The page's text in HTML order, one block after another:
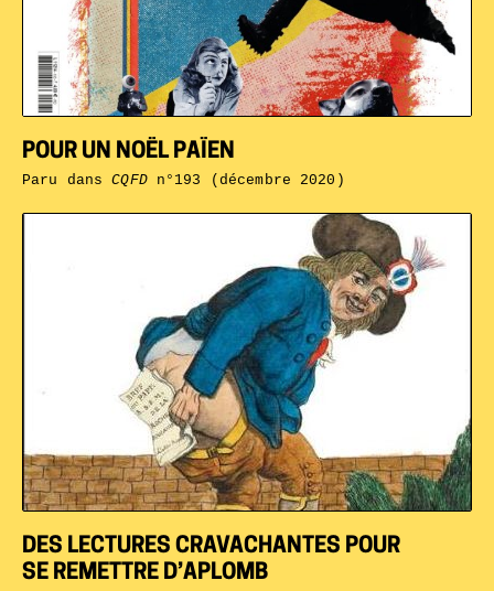
DES LECTURES CRAVACHANTES POUR
SE REMETTRE D’APLOMB
POUR UN NOËL PAÏEN
Paru dansCQFDn°193 (décembre 2020)